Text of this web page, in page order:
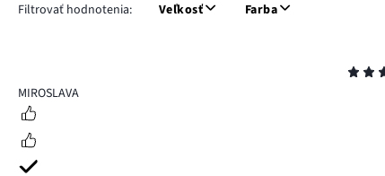
Filtrovať hodnotenia: Veľkosť Farba
5
MIROSLAVA